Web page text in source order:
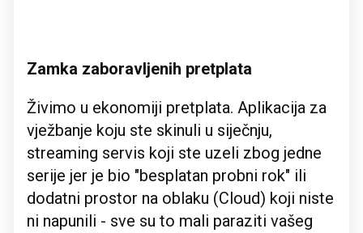
Zamka zaboravljenih pretplata
Živimo u ekonomiji pretplata. Aplikacija za
vježbanje koju ste skinuli u siječnju,
streaming servis koji ste uzeli zbog jedne
serije jer je bio "besplatan probni rok" ili
dodatni prostor na oblaku (Cloud) koji niste
ni napunili - sve su to mali paraziti vašeg